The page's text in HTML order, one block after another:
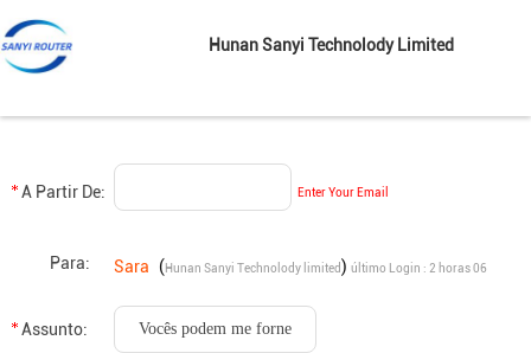
Hunan Sanyi Technolody Limited
A Partir De: Enter Your Email
Para: Sara ( Hunan Sanyi Technolody limited) último Login : 2 horas 06
minuts atrás
Assunto: